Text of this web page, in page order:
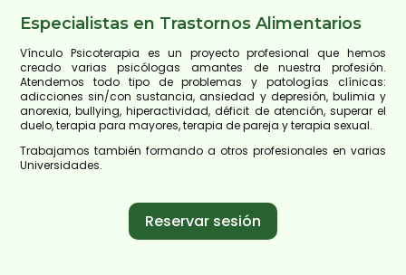
Especialistas en Trastornos Alimentarios
Vínculo Psicoterapia es un proyecto profesional que hemos
creado varias psicólogas amantes de nuestra profesión.
Atendemos todo tipo de problemas y patologías clínicas:
adicciones sin/con sustancia, ansiedad y depresión, bulimia y
anorexia, bullying, hiperactividad, déficit de atención, superar el
duelo, terapia para mayores, terapia de pareja y terapia sexual.
Trabajamos también formando a otros profesionales en varias
Universidades.
Reservar sesión